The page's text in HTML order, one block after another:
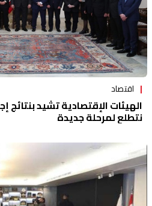
اقتصاد
الهيئات الإقتصادية تشيد
نتطلع لمرحلة جديدة